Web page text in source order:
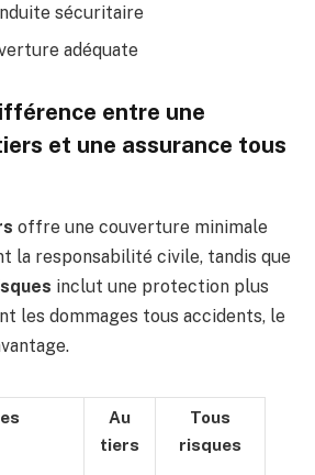
sécuritaire
adéquate
entre une
et une assurance tous
offre une couverture minimale
la responsabilité civile, tandis que
inclut une protection plus
les dommages tous accidents, le
Au
tiers
Tous
risques